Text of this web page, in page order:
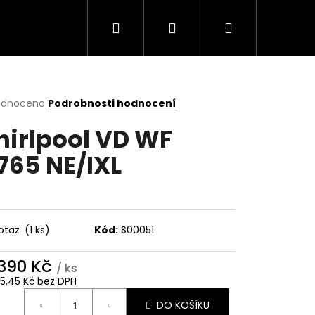
Mikrovlnné trouby
Hledat PřihlášeníNákupní
Podrobnosti hodnocení
VD WF
NE/IXL
(1 ks) Kód: S00051
Kč / ks
Kč bez DPH
DO KOŠÍKU